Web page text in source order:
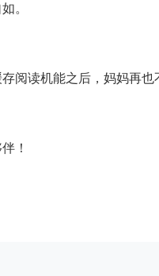
。
阅读机能之后，妈妈再也
！